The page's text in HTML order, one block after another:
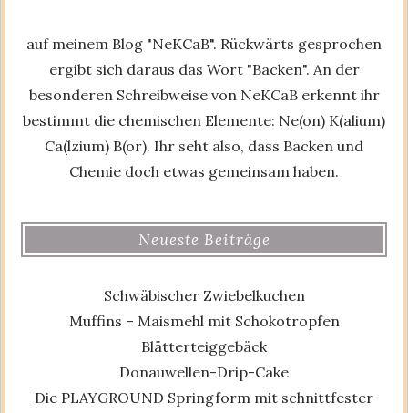
auf meinem Blog "NeKCaB". Rückwärts gesprochen
ergibt sich daraus das Wort "Backen". An der
besonderen Schreibweise von NeKCaB erkennt ihr
bestimmt die chemischen Elemente: Ne(on) K(alium)
Ca(lzium) B(or). Ihr seht also, dass Backen und
Chemie doch etwas gemeinsam haben.
Neueste Beiträge
Schwäbischer Zwiebelkuchen
Muffins – Maismehl mit Schokotropfen
Blätterteiggebäck
Donauwellen-Drip-Cake
Die PLAYGROUND Springform mit schnittfester